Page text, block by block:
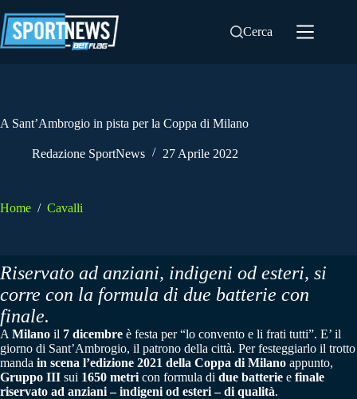
al
contenuto
Cerca
A Sant’Ambrogio in pista per la Coppa di Milano
Redazione SportNews 27 Aprile 2022
Home / Cavalli
Riservato ad anziani, indigeni od esteri, si
corre con la formula di due batterie con
finale.
A Milano il 7 dicembre è festa per “lo convento e li frati tutti”. E’ il
giorno di Sant’Ambrogio, il patrono della città. Per festeggiarlo il trotto
manda in scena l’edizione 2021 della Coppa di Milano appunto,
Gruppo III sui 1650 metri con formula di due batterie e finale
riservato ad anziani – indigeni od esteri – di qualità.